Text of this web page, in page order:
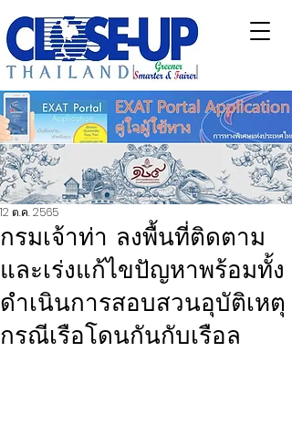
กรมเจ้าท่า ลงพื้นที่ติดตาม
และเร่งแก้ไขปัญหาพร้อมทั้ง
ดำเนินการสอบสวนอุบัติเหตุ
กรณีเรือโดนกันกับเรือล
12 ต.ค. 2565